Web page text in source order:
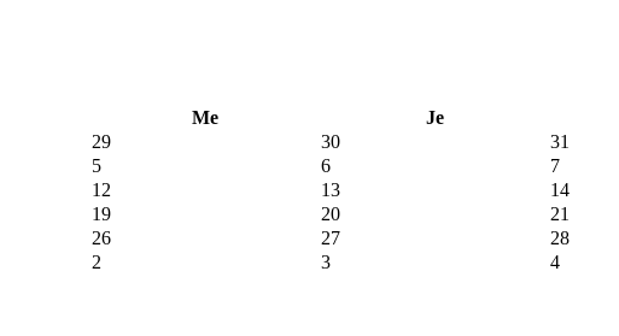
Me Je
29 30 31
5 6 7
12 13 14
19 20 21
26 27 28
2 3 4